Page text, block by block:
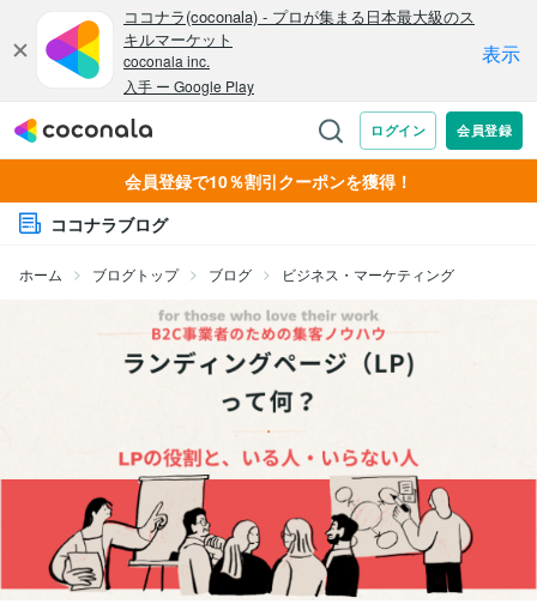
会員登録で10％割引クーポンを獲得！
ココナラブログ
ホーム ブログトップ ブログ ビジネス・マーケティング